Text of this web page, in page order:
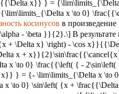
x}} } =
x \to 0}
косинусов в
- \beta }}{2}.\] В
+ \Delta x} \right) - \cos
x +
x \to 0} \frac{{\left( { -
} = {- \lim\limits_{\Delta x
x \to 0} \sin\left( {x +